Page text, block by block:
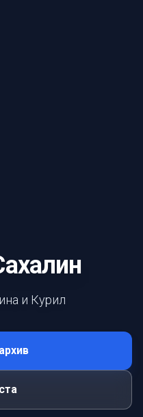
и Курил